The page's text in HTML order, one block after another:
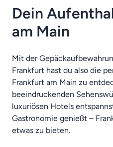
Dein
am Main
Mit der
Frankfurt hast du also die
Frankfurt am Main zu
beeindruckenden
luxuriösen Hotels
Gastronomie genießt –
etwas zu bieten.